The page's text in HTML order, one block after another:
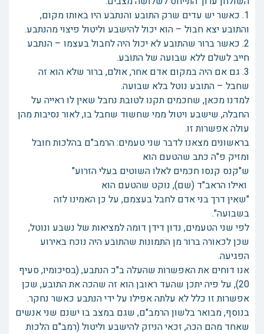
1. כאשר יש עדים שרק התובע והנתבע היו באותו מקום,
והתובע יצא חבול – הוא יכול להישבע וליטול פיצוי מהנתבע.
2. כאשר ברור שהתובע לא יכול היה לחבול בעצמו – הנתבע
חייב לשלם ללא שבועה של התובע.
3. גם אם היה במקום אדם אחר, אולם, ברור שלא הוא זה
שחבל – התובע נוטל בלא שבועה.
למדנו מכאן, שחכמים תקנו לטובת נחבל שאין לו ראייה על
החבלה, שישבע ויטול ממי שחשוד שחבל בו, לאור נסיבות מהן
עולה אפשרות זו.
בראשונים מצאנו לדבר שני טעמים: הרמב"ם בהלכות חובל
ומזיק פ"ה כתב שהטעם הוא
ש"קנס קנסו חכמים לאלו השוטים בעלי הזרוע"
ואילו הראב"ד (שם), נוקט שהטעם הוא
"שאין דרך בני אדם לחבל בעצמם, על כן האמינו לזה
בשבועה".
לפי שני הטעמים, נדון דידן דומה למציאות של נשבע ונוטל,
שכן לכאורה ברור מן התמונות שהתובע היה נוכח באירוע
הפגיעה.
אנו דוחים את האפשרות שהעלה ב"כ הנתבע, (בסיכומיו, סעיף
20), על פיה יתכן שהעד ראובן הוא זה שהכה את התובע, שכן
אפשרות זו כלל לא עלתה אפילו על ידי הנתבע כאשר נחקר.
בנוסף, מבואר בלשון הרמב"ם, שגם במצב בו ישנם שני אנשים
שאחד מהם הכה, זכאי הניזק להישבע וליטול (רמב"ם הלכות